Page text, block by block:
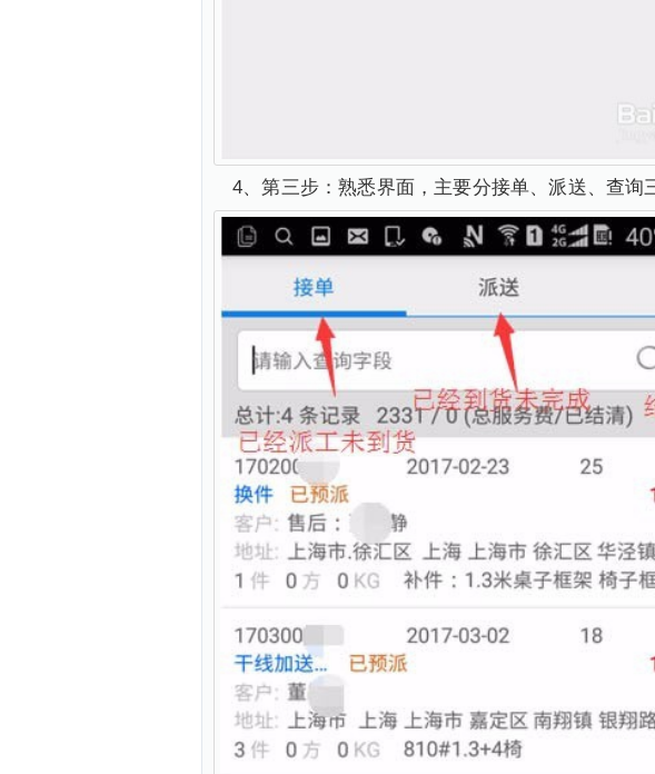
4、第三步：熟悉界面，主要分接单、派送、查询